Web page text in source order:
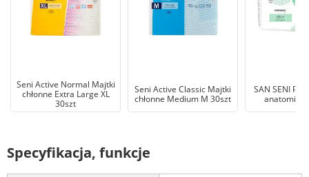
Seni Active Normal Majtki
chłonne Extra Large XL
30szt
Seni Active Classic Majtki
chłonne Medium M 30szt
SAN SENI
Specyfikacja, funkcje